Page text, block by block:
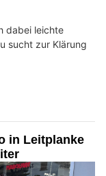
dabei leichte
sucht zur Klärung
in Leitplanke